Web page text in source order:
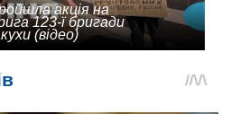
акція на
123-ї бригади
(відео)